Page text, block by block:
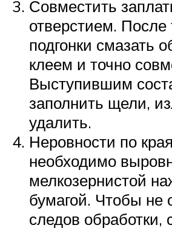
Совместить
отверстием. После
подгонки смазать
клеем и точно
Выступившим
заполнить щели,
удалить.
Неровности по
необходимо
мелкозернистой
бумагой. Чтобы не
следов обработки,